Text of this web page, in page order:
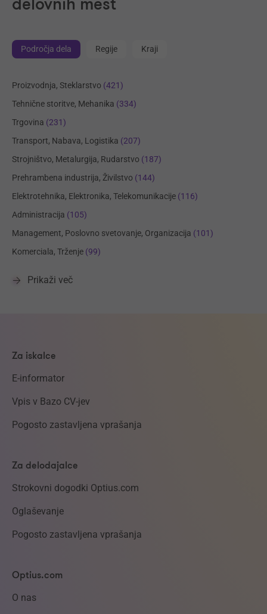
delovnih mest
Področja dela Regije Kraji
Proizvodnja, Steklarstvo (421)
Tehnične storitve, Mehanika (334)
Trgovina (231)
Transport, Nabava, Logistika (207)
Strojništvo, Metalurgija, Rudarstvo (187)
Prehrambena industrija, Živilstvo (144)
Elektrotehnika, Elektronika, Telekomunikacije (116)
Administracija (105)
Management, Poslovno svetovanje, Organizacija (101)
Komerciala, Trženje (99)
Prikaži več
Za iskalce
E-informator
Vpis v Bazo CV-jev
Pogosto zastavljena vprašanja
Za delodajalce
Strokovni dogodki Optius.com
Oglaševanje
Pogosto zastavljena vprašanja
Optius.com
O nas